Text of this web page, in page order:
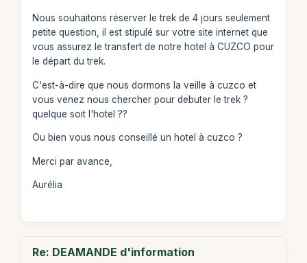
Nous souhaitons réserver le trek de 4 jours seulement
petite question, il est stipulé sur votre site internet que
vous assurez le transfert de notre hotel à CUZCO pour
le départ du trek.
C'est-à-dire que nous dormons la veille à cuzco et
vous venez nous chercher pour debuter le trek ?
quelque soit l'hotel ??
Ou bien vous nous conseillé un hotel à cuzco ?
Merci par avance,
Aurélia
Re: DEAMANDE d'information